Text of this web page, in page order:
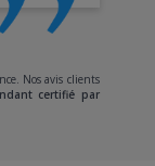
Nos avis clients
certifié par